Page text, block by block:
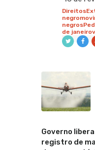
Direitos
negro
negros
de janeiro
Governo libera
registro de